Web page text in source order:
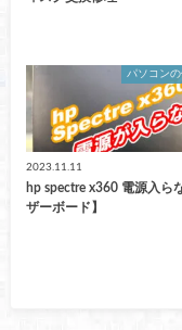
パソコン
2023.11.11
hp spectre x360 電源入ら
ザーボード】